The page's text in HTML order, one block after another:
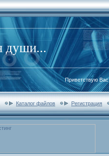
души...
Приветствую Вас
Каталог файлов Регистрация